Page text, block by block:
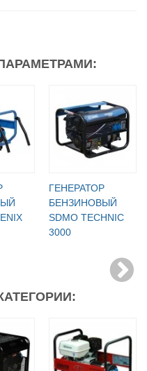
ГЕНЕРАТОР
БЕНЗИНОВЫЙ
SDMO TECHNIC
3000